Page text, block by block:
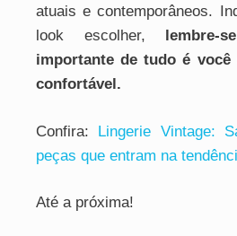
atuais e contemporâneos.
look escolher,
importante de tudo é
confortável.
Confira: Lingerie Vintage:
peças que entram na
Até a próxima!